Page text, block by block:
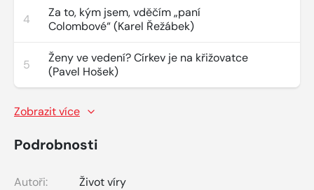
4
Za to, kým jsem, vděčím „paní
Colombové“ (Karel Řežábek)
5
Ženy ve vedení? Církev je na křižovatce
(Pavel Hošek)
Zobrazit více
Podrobnosti
Autoři:
Život víry